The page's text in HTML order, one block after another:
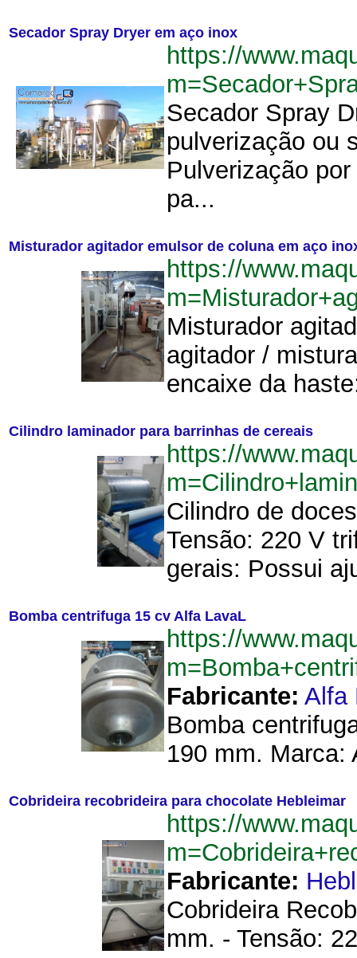
Secador Spray Dryer em aço inox
https://
Secador Spray
pulverização ou
Pulverização
pa...
Misturador agitador emulsor de coluna em aço
https://
Misturador
agitador /
encaixe da
Cilindro laminador para barrinhas de cereais
https://
Cilindro de
Tensão: 220 V
gerais: Possui
Bomba centrifuga 15 cv Alfa LavaL
https://
Fabricante: Alfa
Bomba
190 mm. Marca:
Cobrideira recobrideira para chocolate Hebleimar
https://
Fabricante:
Cobrideira
mm. - Tensão: